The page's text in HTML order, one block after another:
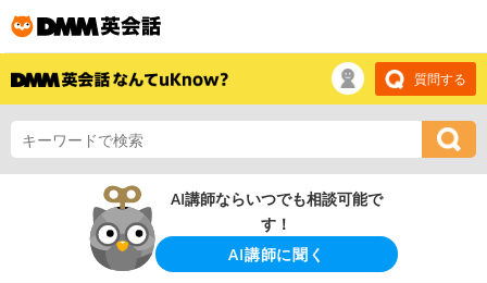
質問する
AI講師ならいつでも相談可能で
す！
AI講師に聞く